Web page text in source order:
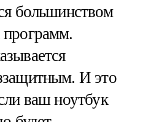
большинством
И это
ваш ноутбук